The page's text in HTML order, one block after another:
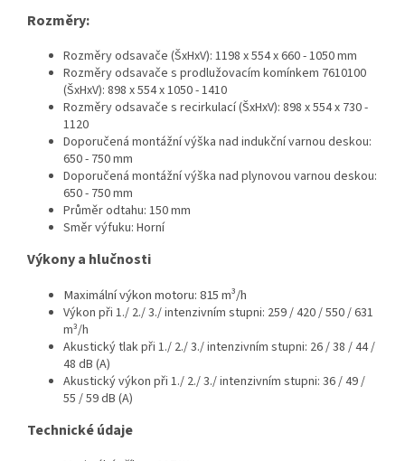
Rozměry:
Rozměry odsavače (ŠxHxV): 1198 x 554 x 660 - 1050 mm
Rozměry odsavače s prodlužovacím komínkem 7610100
(ŠxHxV): 898 x 554 x 1050 - 1410
Rozměry odsavače s recirkulací (ŠxHxV): 898 x 554 x 730 -
1120
Doporučená montážní výška nad indukční varnou deskou:
650 - 750 mm
Doporučená montážní výška nad plynovou varnou deskou:
650 - 750 mm
Průměr odtahu: 150 mm
Směr výfuku: Horní
Výkony a hlučnosti
Maximální výkon motoru: 815 m³/h
Výkon při 1./ 2./ 3./ intenzivním stupni: 259 / 420 / 550 / 631
m³/h
Akustický tlak při 1./ 2./ 3./ intenzivním stupni: 26 / 38 / 44 /
48 dB (A)
Akustický výkon při 1./ 2./ 3./ intenzivním stupni: 36 / 49 /
55 / 59 dB (A)
Technické údaje